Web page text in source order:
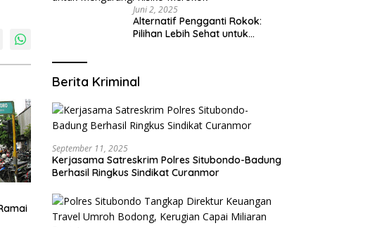
Juni 2, 2025
Alternatif Pengganti Rokok:
Pilihan Lebih Sehat untuk
Berita Kriminal
September 11, 2025
Kerjasama Satreskrim Polres Situbondo-Badung
Berhasil Ringkus Sindikat Curanmor